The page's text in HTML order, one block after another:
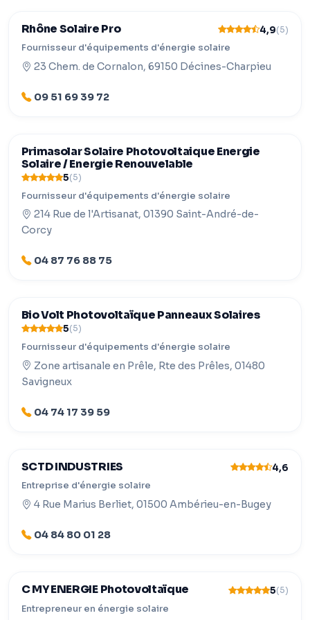
Rhône Solaire Pro 4,9(5)
Fournisseur d'équipements d'énergie solaire
23 Chem. de Cornalon, 69150 Décines-Charpieu
09 51 69 39 72
Primasolar Solaire Photovoltaique Energie
Solaire / Energie Renouvelable
5(5)
Fournisseur d'équipements d'énergie solaire
214 Rue de l'Artisanat, 01390 Saint-André-de-
Corcy
04 87 76 88 75
Bio Volt Photovoltaïque Panneaux Solaires
5(5)
Fournisseur d'équipements d'énergie solaire
Zone artisanale en Prêle, Rte des Prêles, 01480
Savigneux
04 74 17 39 59
SCTD INDUSTRIES 4,6
Entreprise d'énergie solaire
4 Rue Marius Berliet, 01500 Ambérieu-en-Bugey
04 84 80 01 28
C MY ENERGIE Photovoltaïque 5(5)
Entrepreneur en énergie solaire